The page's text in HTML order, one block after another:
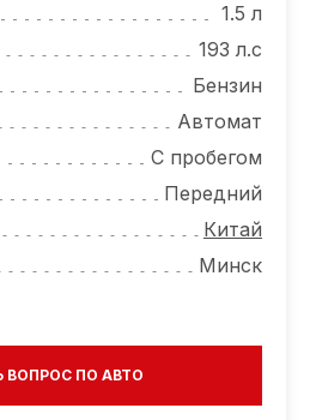
1.5 л
193 л.с
Бензин
Автомат
С пробегом
Передний
Китай
Минск
ВОПРОС ПО АВТО